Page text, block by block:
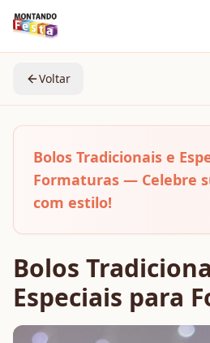
Voltar
Bolos Tradicionais e
Formaturas — Celebre
com estilo!
Bolos
Especiais para